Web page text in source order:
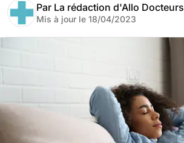
Par La rédaction d'Allo Docteurs
Mis à jour le 18/04/2023